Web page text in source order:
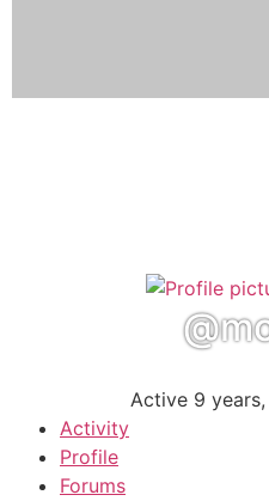
Active 9
Activity
Profile
Forums